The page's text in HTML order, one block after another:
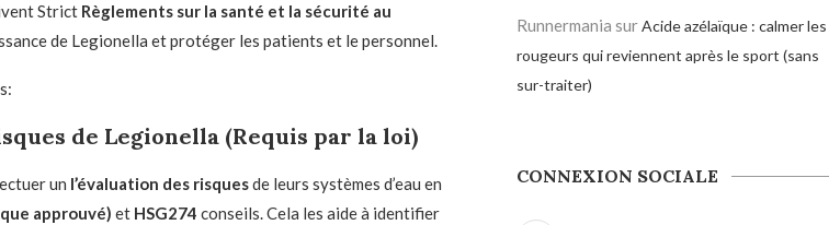
Strict Règlements sur la santé et la sécurité au
de Legionella et protéger les patients et le personnel.
de Legionella(Requis par la loi)
un l’évaluation des risquesde leurs systèmes d’eau en
approuvé) et HSG274 conseils. Cela les aide à identifier
Runnermania surAcide azélaïque : calmer les
rougeurs qui reviennent après le sport (sans
sur-traiter)
CONNEXION SOCIALE